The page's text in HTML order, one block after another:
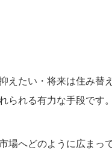
えたい・将来は住み替
られる有力な手段です。
場へどのように広まっ